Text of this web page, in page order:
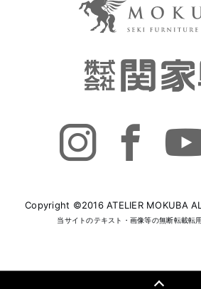
Copyright ©2016 ATELIER MOKUBA
当サイトのテキスト・画像等の無断転載転